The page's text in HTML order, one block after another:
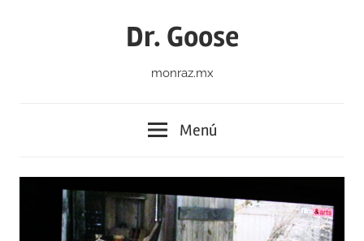
Dr. Goose
monraz.mx
Menú